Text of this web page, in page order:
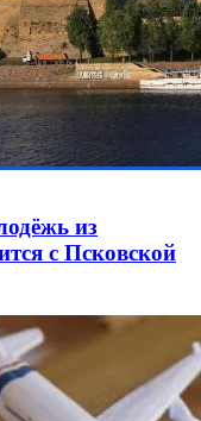
из
с Псковской